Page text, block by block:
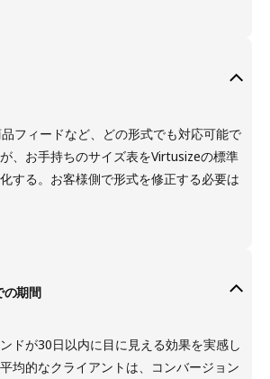
品フィードなど、どの形式でも対応可能で
、お手持ちのサイズ表をVirtusizeの標準
する。お客様側で形式を修正する必要は
の期間
ドが30日以内に目に見える効果を実感し
均的なクライアントは、コンバージョン